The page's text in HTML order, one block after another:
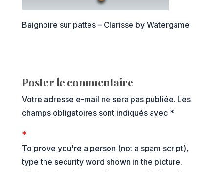
Baignoire sur pattes – Clarisse by Watergame
Poster le commentaire
Votre adresse e-mail ne sera pas publiée. Les
champs obligatoires sont indiqués avec *
*
To prove you're a person (not a spam script),
type the security word shown in the picture.